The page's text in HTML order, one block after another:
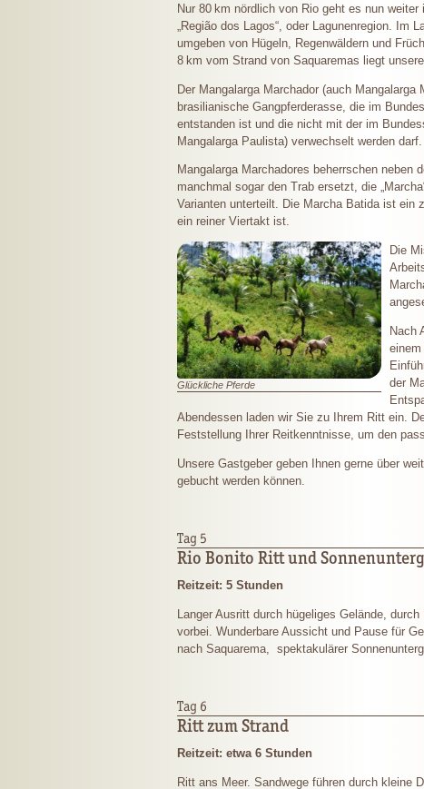
Nur 80 km nördlich von Rio geht es nun weiter
„Região dos Lagos“, oder Lagunenregion. Im
umgeben von Hügeln, Regenwäldern und
8 km vom Strand von Saquaremas liegt
Der Mangalarga Marchador (auch Mangalarga
brasilianische Gangpferderasse, die im
entstanden ist und die nicht mit der im
Mangalarga Paulista) verwechselt werden darf.
Mangalarga Marchadores beherrschen neben
manchmal sogar den Trab ersetzt, die
Varianten unterteilt. Die Marcha Batida ist ein
ein reiner Viertakt ist.
Glückliche Pferde
Die
Nach
einem
der
Abendessen laden wir Sie zu Ihrem Ritt ein.
Feststellung Ihrer Reitkenntnisse, um den
Unsere Gastgeber geben Ihnen gerne über
gebucht werden können.
Tag 5
Rio Bonito Ritt und
Reitzeit: 5 Stunden
Langer Ausritt durch hügeliges Gelände,
vorbei. Wunderbare Aussicht und Pause für
nach Saquarema, spektakulärer
Tag 6
Ritt zum Strand
Reitzeit: etwa 6 Stunden
Ritt ans Meer. Sandwege führen durch kleine